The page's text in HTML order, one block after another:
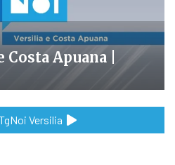
Apuana |
Versilia